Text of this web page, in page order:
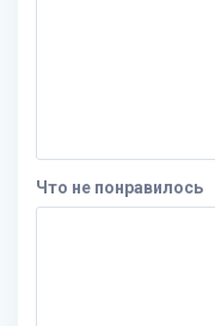
Что не понравилось